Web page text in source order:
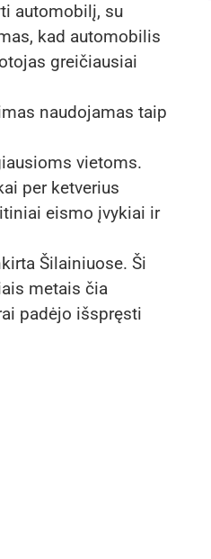
automobilį, su
kad automobilis
greičiausiai
naudojamas taip
vietoms.
per ketverius
eismo įvykiai ir
Šilainiuose. Ši
metais čia
padėjo išspręsti